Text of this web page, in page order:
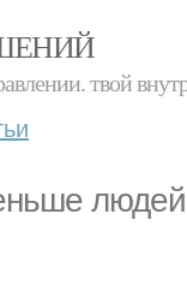
твой